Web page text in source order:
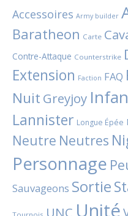
Accessoires Army builder
Baratheon Carte
Contre-Attaque Counterstrike
Extension Faction FAQ
Nuit Greyjoy
Lannister Longue Épée
Neutre Neutres
Personnage
Sauvageons Sortie
UNC Unité